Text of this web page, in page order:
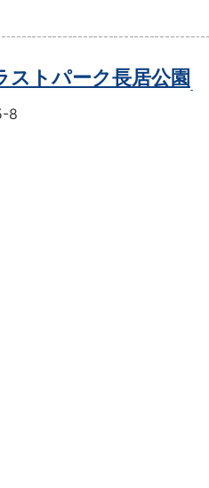
ストパーク長居公園
8